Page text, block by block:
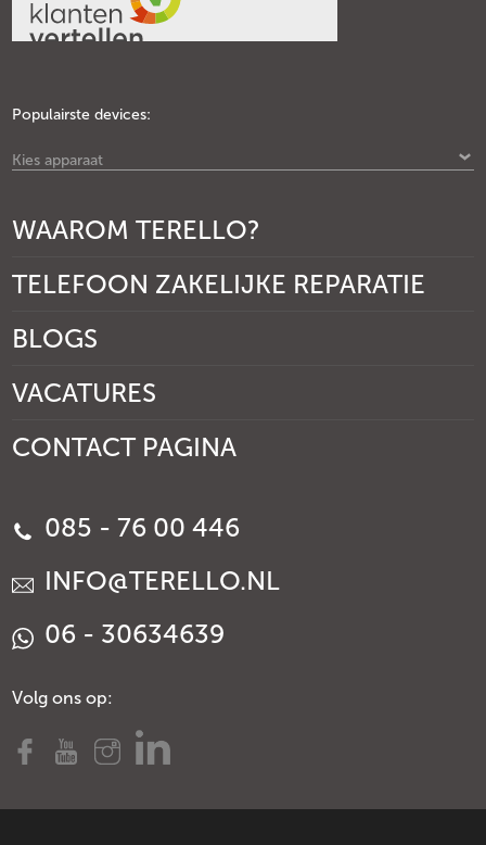
Populairste devices:
Kies apparaat
WAAROM TERELLO?
TELEFOON ZAKELIJKE REPARATIE
BLOGS
VACATURES
CONTACT PAGINA
085 - 76 00 446
INFO@TERELLO.NL
06 - 30634639
Volg ons op: